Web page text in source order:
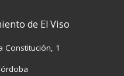
de El Viso
Constitución, 1